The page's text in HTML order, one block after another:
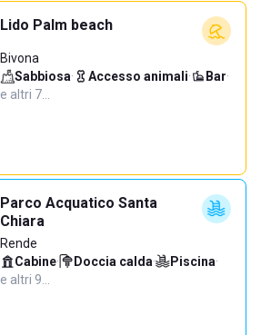
Lido Palm beach
Bivona
Sabbiosa· Accesso animali· Bar·
e altri 7…
Parco Acquatico Santa
Chiara
Rende
Cabine· Doccia calda· Piscina·
e altri 9…